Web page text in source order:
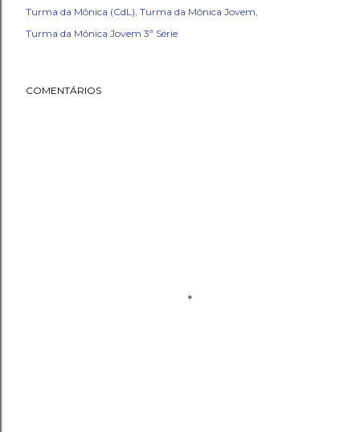
Turma da Mônica (CdL) Turma da Mônica Jovem
Turma da Mônica Jovem 3ª Série
COMENTÁRIOS